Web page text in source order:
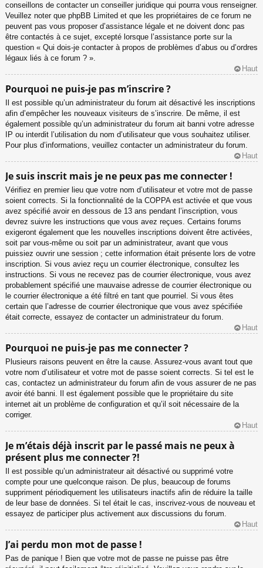
conseillons de contacter un conseiller juridique qui pourra vous renseigner.
Veuillez noter que phpBB Limited et que les propriétaires de ce forum ne
peuvent pas vous proposer d’assistance légale et ne doivent donc pas
être contactés à ce sujet, excepté lorsque l’assistance porte sur la
question « Qui dois-je contacter à propos de problèmes d’abus ou d’ordres
légaux liés à ce forum ? ».
Haut
Pourquoi ne puis-je pas m’inscrire ?
Il est possible qu’un administrateur du forum ait désactivé les inscriptions
afin d’empêcher les nouveaux visiteurs de s’inscrire. De même, il est
également possible qu’un administrateur du forum ait banni votre adresse
IP ou interdit l’utilisation du nom d’utilisateur que vous souhaitez utiliser.
Pour plus d’informations, veuillez contacter un administrateur du forum.
Haut
Je suis inscrit mais je ne peux pas me connecter !
Vérifiez en premier lieu que votre nom d’utilisateur et votre mot de passe
soient corrects. Si la fonctionnalité de la COPPA est activée et que vous
avez spécifié avoir en dessous de 13 ans pendant l’inscription, vous
devrez suivre les instructions que vous avez reçues. Certains forums
exigeront également que les nouvelles inscriptions doivent être activées,
soit par vous-même ou soit par un administrateur, avant que vous
puissiez ouvrir une session ; cette information était présente lors de votre
inscription. Si vous aviez reçu un courrier électronique, consultez les
instructions. Si vous ne recevez pas de courrier électronique, vous avez
probablement spécifié une mauvaise adresse de courrier électronique ou
le courrier électronique a été filtré en tant que pourriel. Si vous êtes
certain que l’adresse de courrier électronique que vous avez spécifiée
était correcte, essayez de contacter un administrateur du forum.
Haut
Pourquoi ne puis-je pas me connecter ?
Plusieurs raisons peuvent en être la cause. Assurez-vous avant tout que
votre nom d’utilisateur et votre mot de passe soient corrects. Si tel est le
cas, contactez un administrateur du forum afin de vous assurer de ne pas
avoir été banni. Il est également possible que le propriétaire du site
internet ait un problème de configuration et qu’il soit nécessaire de la
corriger.
Haut
Je m’étais déjà inscrit par le passé mais ne peux à
présent plus me connecter ?!
Il est possible qu’un administrateur ait désactivé ou supprimé votre
compte pour une quelconque raison. De plus, beaucoup de forums
suppriment périodiquement les utilisateurs inactifs afin de réduire la taille
de leur base de données. Si tel était le cas, inscrivez-vous de nouveau et
essayez de participer plus activement aux discussions du forum.
Haut
J’ai perdu mon mot de passe !
Pas de panique ! Bien que votre mot de passe ne puisse pas être